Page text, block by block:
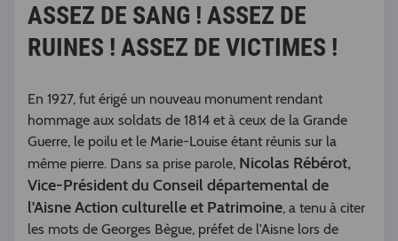
ASSEZ DE SANG ! ASSEZ DE
RUINES ! ASSEZ DE VICTIMES !
En 1927, fut érigé un nouveau monument rendant
hommage aux soldats de 1814 et à ceux de la Grande
Guerre, le poilu et le Marie-Louise étant réunis sur la
même pierre. Dans sa prise parole, Nicolas Rébérot,
Vice-Président du Conseil départemental de
l'Aisne Action culturelle et Patrimoine, a tenu à citer
les mots de Georges Bègue, préfet de l'Aisne lors de